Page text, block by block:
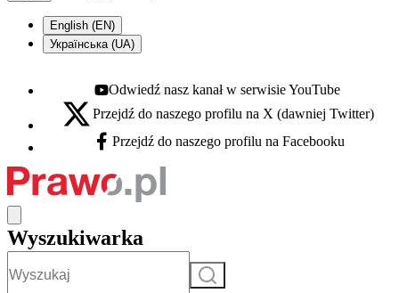
English (EN)
Українська (UA)
Youtube - otwiera się w nowej karcie
Odwiedź nasz kanał w serwisie YouTube
X - otwiera się w nowej karcie
Przejdź do naszego profilu na X (dawniej Twitter)
Facebook - otwiera się w nowej karcie
Przejdź do naszego profilu na Facebooku
Wyszukiwarka
Szukaj